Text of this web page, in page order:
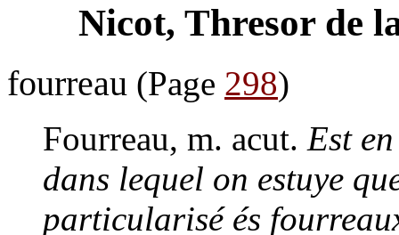
Nicot, Thresor de
fourreau (Page 298)
Fourreau, m. acut. Est
dans lequel on estuye
particularisé és